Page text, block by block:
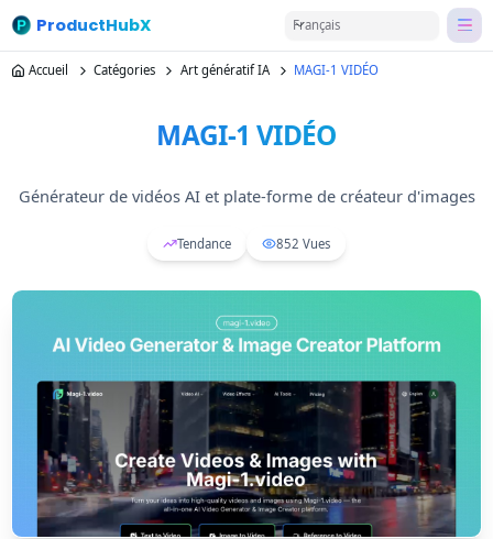
ProductHubX Français
Accueil Catégories Art génératif IA MAGI-1 VIDÉO
MAGI-1 VIDÉO
Générateur de vidéos AI et plate-forme de créateur d'images
Tendance 852 Vues